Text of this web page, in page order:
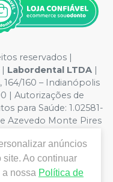
reservados |
Labordental LTDA |
164/160 – Indianópolis
| Autorizações de
para Saúde: 1.02581-
Azevedo Monte Pires
preços e condições
Em caso de
válido é o do
anúncios
Ao continuar
nossa Política de